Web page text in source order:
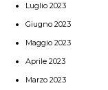
Luglio 2023
Giugno 2023
Maggio 2023
Aprile 2023
Marzo 2023